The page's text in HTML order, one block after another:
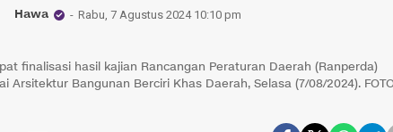
Hawa Rabu, 7 Agustus 2024 10:10 pm
finalisasi hasil kajian Rancangan Peraturan Daerah (Ranperda)
Arsitektur Bangunan Berciri Khas Daerah, Selasa (7/08/2024).